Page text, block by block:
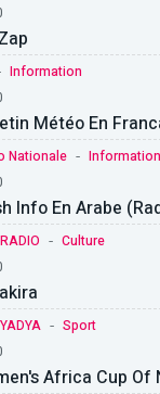
Information
Météo En
Nationale - Information
Info En Arabe
- Culture
- Sport
Africa Cup